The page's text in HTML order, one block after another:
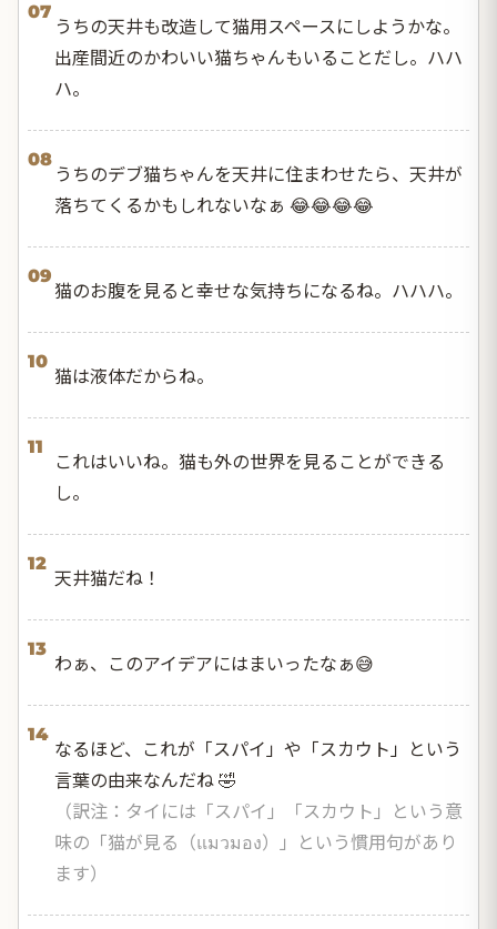
07
うちの天井も改造して猫用スペースにしようかな。
出産間近のかわいい猫ちゃんもいることだし。ハハ
ハ。
08
うちのデブ猫ちゃんを天井に住まわせたら、天井が
落ちてくるかもしれないなぁ 😂😂😂😂
09
猫のお腹を見ると幸せな気持ちになるね。ハハハ。
10
猫は液体だからね。
11
これはいいね。猫も外の世界を見ることができる
し。
12
天井猫だね！
13
わぁ、このアイデアにはまいったなぁ😅
14
なるほど、これが「スパイ」や「スカウト」という
言葉の由来なんだね 🤣
（訳注：タイには「スパイ」「スカウト」という意
味の「猫が見る（แมวมอง）」という慣用句があり
ます）